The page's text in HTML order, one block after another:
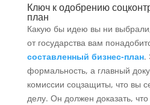
Ключ к одобрению
план
Какую бы идею вы ни
от государства вам
составленный бизнес-план.
формальность, а главный
комиссии соцзащиты, что вы
делу. Он должен доказать,